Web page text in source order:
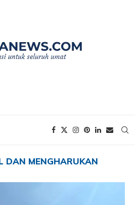
DAN MENGHARUKAN